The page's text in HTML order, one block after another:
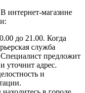
интернет-магазине
до 21.00. Когда
служба
Специалист предложит
уточнит адрес.
и